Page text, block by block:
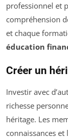
professionnel et
compréhension
et chaque
éducation
Créer un
Investir avec
richesse
héritage. Les
connaissances